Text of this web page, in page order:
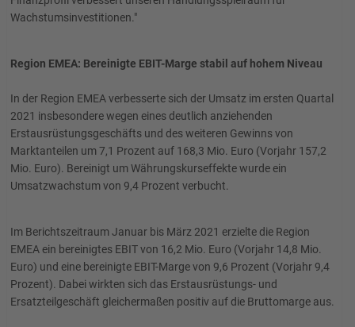
Wachstumsinvestitionen."
Region EMEA: Bereinigte EBIT-Marge stabil auf hohem Niveau
In der Region EMEA verbesserte sich der Umsatz im ersten Quartal
2021 insbesondere wegen eines deutlich anziehenden
Erstausrüstungsgeschäfts und des weiteren Gewinns von
Marktanteilen um 7,1 Prozent auf 168,3 Mio. Euro (Vorjahr 157,2
Mio. Euro). Bereinigt um Währungskurseffekte wurde ein
Umsatzwachstum von 9,4 Prozent verbucht.
Im Berichtszeitraum Januar bis März 2021 erzielte die Region
EMEA ein bereinigtes EBIT von 16,2 Mio. Euro (Vorjahr 14,8 Mio.
Euro) und eine bereinigte EBIT-Marge von 9,6 Prozent (Vorjahr 9,4
Prozent). Dabei wirkten sich das Erstausrüstungs- und
Ersatzteilgeschäft gleichermaßen positiv auf die Bruttomarge aus.